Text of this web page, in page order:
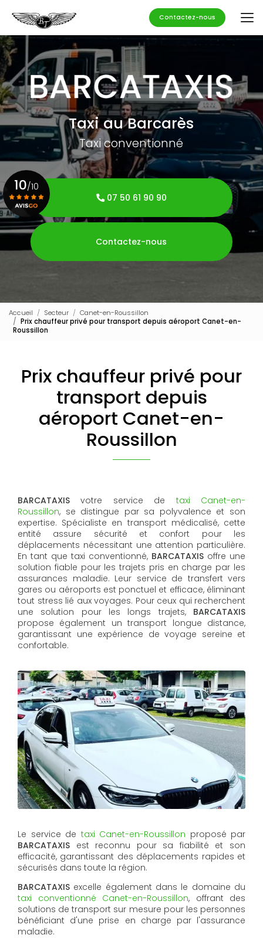
contenu
principal
Contactez-nous
Taxi au Barcarès
Taxi conventionné
07 50 61 90 90
Contactez-nous
10/10
Voir le certificat
Accueil Secteur
Canet-en-Roussillon
Prix chauffeur privé pour transport depuis aéroport Canet-en-
Roussillon
Prix chauffeur privé pour
transport depuis
aéroport Canet-en-
Roussillon
BARCATAXIS votre service de taxi Canet-en-
Roussillon, se distingue par sa polyvalence et son
expertise. Spécialiste en transport médicalisé, cette
entité assure sécurité et confort pour les
déplacements nécessitant une attention particulière.
En tant que taxi conventionné, BARCATAXIS offre une
solution fiable pour les trajets pris en charge par les
assurances maladie. Leur service de transfert vers
gares ou aéroports est ponctuel et efficace, éliminant
tout stress lié aux voyages. Pour ceux qui recherchent
une solution pour les longs trajets, BARCATAXIS
propose également un transport longue distance,
garantissant une expérience de voyage sereine et
confortable.
Le service de taxi Canet-en-Roussillon proposé par
BARCATAXIS est reconnu pour sa fiabilité et son
efficacité, garantissant des déplacements rapides et
sécurisés dans toute la région.
BARCATAXIS excelle également dans le domaine du
taxi conventionné Canet-en-Roussillon, offrant des
solutions de transport sur mesure pour les personnes
bénéficiant d'une prise en charge par l'assurance
maladie.